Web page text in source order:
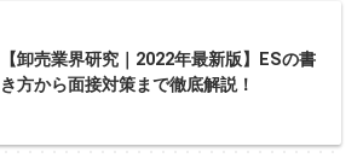
【卸売業界研究｜2022年最新版】ESの書
き方から面接対策まで徹底解説！